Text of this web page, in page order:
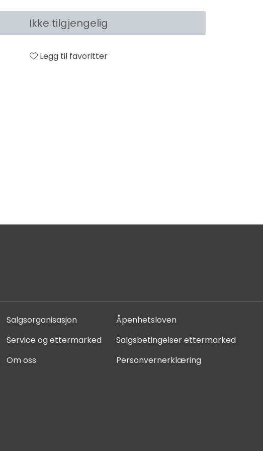
Ikke tilgjengelig
Legg til favoritter
Salgsorganisasjon
Åpenhetsloven
Service og ettermarked
Salgsbetingelser ettermarked
Om oss Personvernerklæring